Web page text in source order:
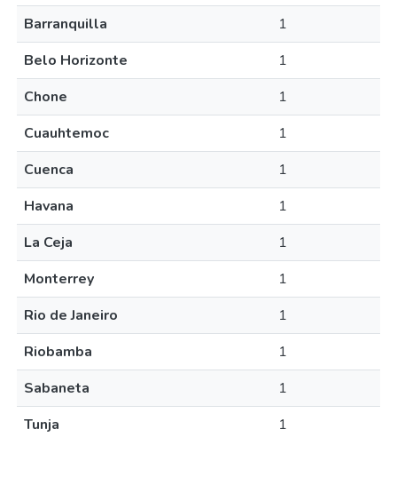
Barranquilla
1
Belo Horizonte
1
Chone
1
Cuauhtemoc
1
Cuenca
1
Havana
1
La Ceja
1
Monterrey
1
Rio de Janeiro
1
Riobamba
1
Sabaneta
1
Tunja
1